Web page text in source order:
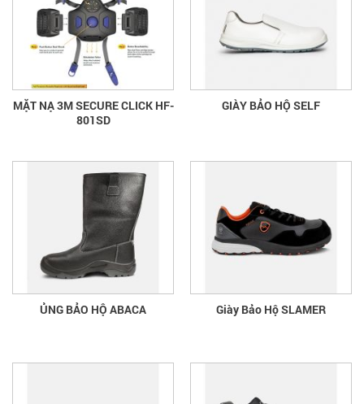
MẶT NẠ 3M SECURE CLICK HF-
801SD
GIÀY BẢO HỘ SELF
ỦNG BẢO HỘ ABACA Giày Bảo Hộ SLAMER